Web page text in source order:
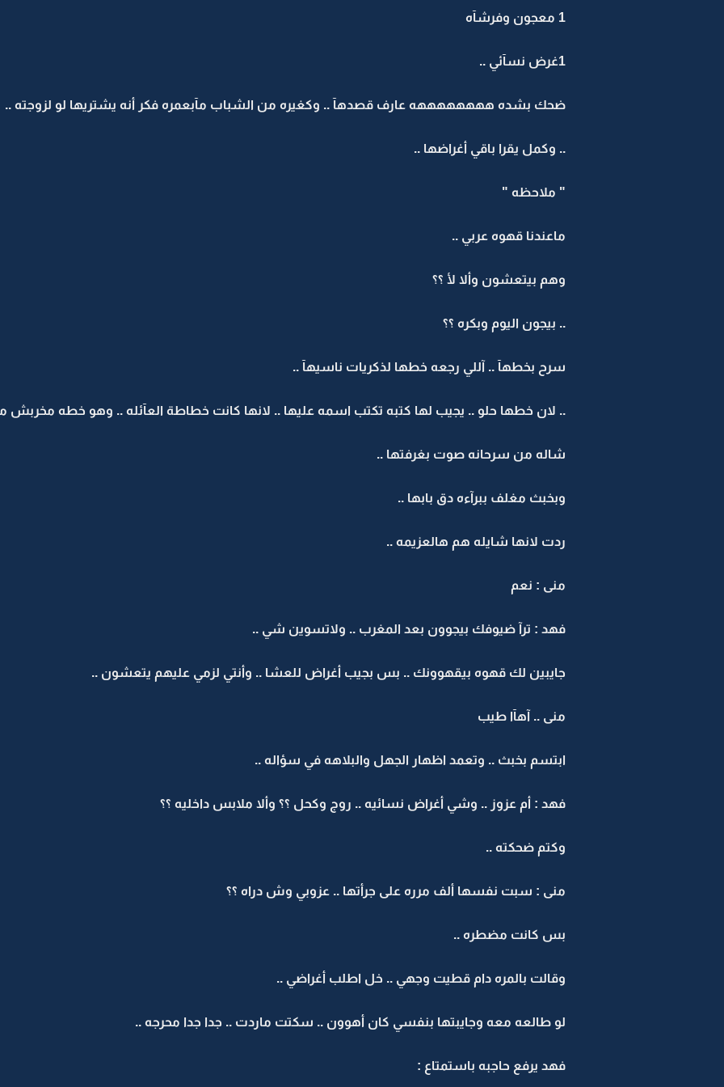
1‏ معجون وفرشآه
1غرض نسآئي ..
ضحك بشده ههههههههه عارف قصدهآ .. وكغيره من الشباب مآبعمره فكر أنه يشتريها لو لزوجته ..
..‏ وكمل يقرا باقي أغراضها ..
‏"‏ ملاحظه "
ماعندنا قهوه عربي ..
وهم بيتعشون وألا لأ ؟؟
..‏ بيجون اليوم وبكره ؟؟
سرح بخطهآ ‏.. آللي رجعه خطها لذكريات ناسيهآ ..
..‏ لان خطها حلو .. يجيب لها كتبه تكتب اسمه عليها .. لانها كانت خطاطة العآئله .. وهو خطه مخربش
شاله من سرحانه صوت بغرفتها ..
وبخبث مغلف ببرآءه دق بابها ..
ردت لانها شايله هم هالعزيمه ..
منى : نعم
فهد : ترآ ضيوفك بيجوون بعد المغرب .. ولاتسوين شي ..
جايبين لك قهوه بيقهوونك .. بس بجيب أغراض للعشا .. وأنتي لزمي عليهم يتعشون ..
منى .. آهآا طيب
ابتسم بخبث .. وتعمد اظهار الجهل والبلاهه في سؤاله ..
فهد : أم عزوز .. وشي أغراض نسائيه .. روج وكحل ؟؟ وألا ملابس داخليه ؟؟
وكتم ضحكته ‏..
منى : سبت نفسها ألف مرره على جرأتها .. عزوبي وش دراه ؟؟
بس كانت مضطره ..
وقالت بالمره دام قطيت وجهي .. خل اطلب أغراضي ..
لو طالعه معه وجايبتها بنفسي كان أهوون .. سكتت ماردت .. جدا جدا محرجه ..
فهد يرفع حاجبه باستمتاع :